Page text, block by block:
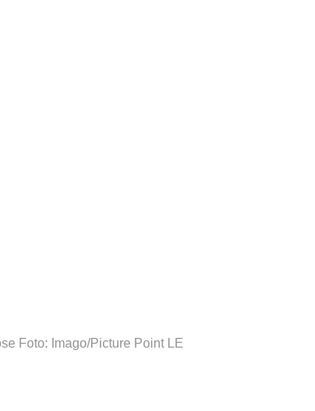
Foto: Imago/Picture Point LE